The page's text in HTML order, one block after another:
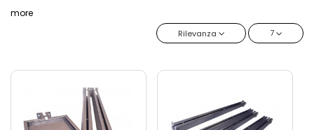
more
Rilevanza 7